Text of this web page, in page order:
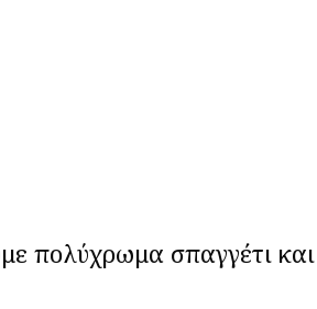
πολύχρωμα σπαγγέτι